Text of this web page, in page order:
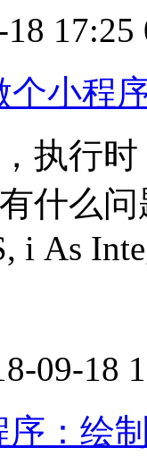
17:25
小程
执行
什么
i As
09-18
序：绘